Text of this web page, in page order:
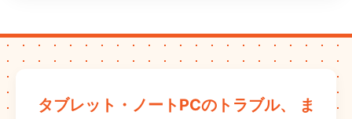
タブレット・ノートPCのトラブル、
ま